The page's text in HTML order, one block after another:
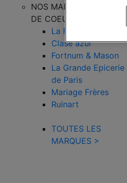
NOS MARQUES COUPS
DE COEUR
La Favorita
Clase azul
Fortnum & Mason
La Grande Epicerie
de Paris
Mariage Frères
Ruinart
TOUTES LES
MARQUES >